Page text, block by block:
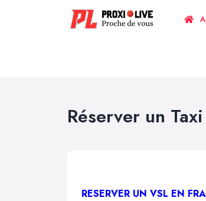
Réserver un
RESERVER UN VSL EN